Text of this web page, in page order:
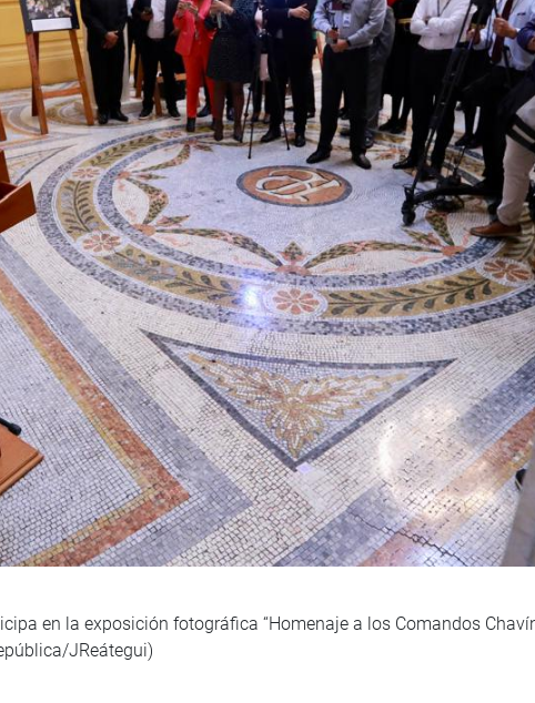
en la exposición fotográfica “Homenaje a los Comandos
JReátegui)